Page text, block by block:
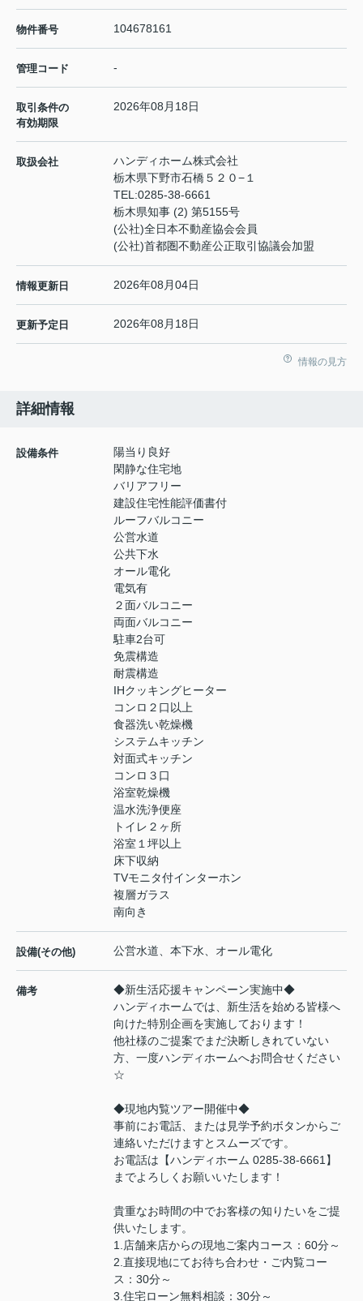
物件番号 104678161
管理コード -
取引条件の
有効期限
2026年08月18日
取扱会社
ハンディホーム株式会社
栃木県下野市石橋５２０−１
TEL:0285-38-6661
栃木県知事 (2) 第5155号
(公社)全日本不動産協会会員
(公社)首都圏不動産公正取引協議会加盟
情報更新日 2026年08月04日
更新予定日 2026年08月18日
情報の見方
詳細情報
設備条件
陽当り良好
閑静な住宅地
バリアフリー
建設住宅性能評価書付
ルーフバルコニー
公営水道
公共下水
オール電化
電気有
２面バルコニー
両面バルコニー
駐車2台可
免震構造
耐震構造
IHクッキングヒーター
コンロ２口以上
食器洗い乾燥機
システムキッチン
対面式キッチン
コンロ３口
浴室乾燥機
温水洗浄便座
トイレ２ヶ所
浴室１坪以上
床下収納
TVモニタ付インターホン
複層ガラス
南向き
設備(その他) 公営水道、本下水、オール電化
備考
◆新生活応援キャンペーン実施中◆
ハンディホームでは、新生活を始める皆様へ
向けた特別企画を実施しております！
他社様のご提案でまだ決断しきれていない
方、一度ハンディホームへお問合せください
☆
◆現地内覧ツアー開催中◆
事前にお電話、または見学予約ボタンからご
連絡いただけますとスムーズです。
お電話は【ハンディホーム 0285-38-6661】
までよろしくお願いいたします！
貴重なお時間の中でお客様の知りたいをご提
供いたします。
1.店舗来店からの現地ご案内コース：60分～
2.直接現地にてお待ち合わせ・ご内覧コー
ス：30分～
3.住宅ローン無料相談：30分～